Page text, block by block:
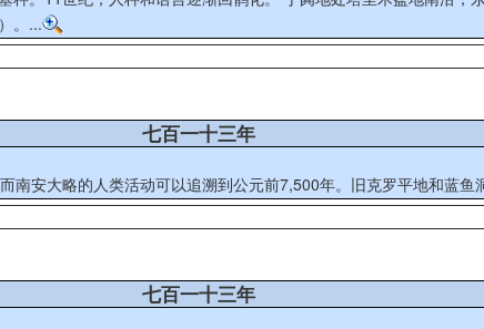
。...
七百一十三年
安大略的人类活动可以追溯到公元前7,500年。旧克罗平地和蓝
七百一十三年